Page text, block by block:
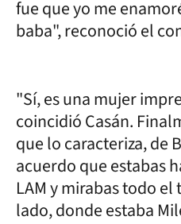
fue que yo me
baba", reconoció el
"Sí, es una mujer
coincidió Casán.
que lo caracteriza, de
acuerdo que estabas
LAM y mirabas todo
lado, donde estaba